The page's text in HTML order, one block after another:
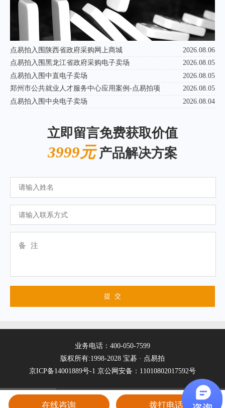
点易拍入围陕西省政府采购网上商城
2026.08.06
点易拍入围黑龙江省政府采购电子卖场
2026.08.05
点易拍入围中直电子卖场
2026.08.05
郑州市公共就业人才服务中心应用案例-点易拍项
2026.08.05
点易拍入围中央电子卖场
2026.08.04
立即留言免费获取价值
3999元产品解决方案
业务电话：400-050-7599
版权所有:1998-2028 宝碁 · 点易拍
京ICP备14001889号-1 京公网安备：11010802017592号
在线咨询 拨打电话